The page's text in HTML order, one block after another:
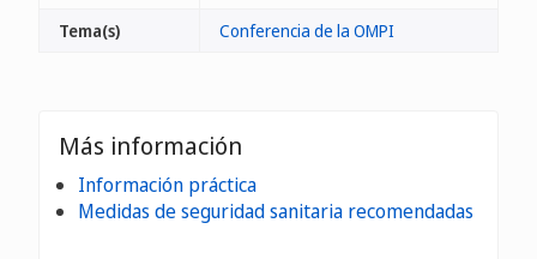
Tema(s) Conferencia de la OMPI
Más información
Información práctica
Medidas de seguridad sanitaria recomendadas